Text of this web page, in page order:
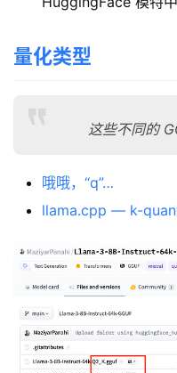
量化类型
这些不同的
哦哦，“q”…
llama.cpp — k-